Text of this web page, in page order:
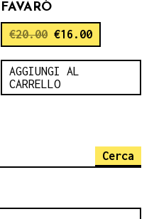
FAVARÒ
€20.00 €16.00
AGGIUNGI AL
CARRELLO